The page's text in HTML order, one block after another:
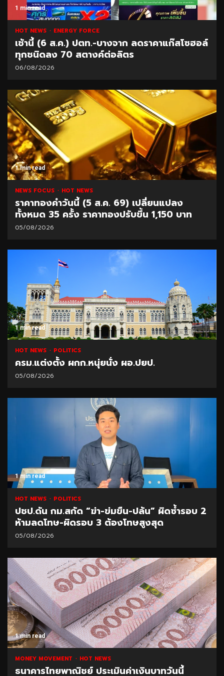
1 min read
HOT NEWS ENERGY FORCE
เช้านี้ (6 ส.ค.) ปตท.-บางจาก ลดราคาแก๊สโซฮอล์
ทุกชนิดลง 70 สตางค์ต่อลิตร
06/08/2026
1 min read
NEWS FOCUS HOT NEWS
ราคาทองคำวันนี้ (5 ส.ค. 69) เปลี่ยนแปลง
ทั้งหมด 35 ครั้ง ราคาทองปรับขึ้น 1,150 บาท
05/08/2026
1 min read
HOT NEWS POLITICS
ครม.แต่งตั้ง ผกก.หนุ่ยนั่ง ผอ.ปยป.
05/08/2026
1 min read
HOT NEWS POLITICS
ปชป.ดัน กม.สกัด “ฆ่า-ข่มขืน-ปล้น” ผิดซ้ำรอบ 2
ห้ามลดโทษ-ผิดรอบ 3 ต้องโทษสูงสุด
05/08/2026
1 min read
MONEY MOVEMENT HOT NEWS
ธนาคารไทยพาณิชย์ ประเมินค่าเงินบาทวันนี้